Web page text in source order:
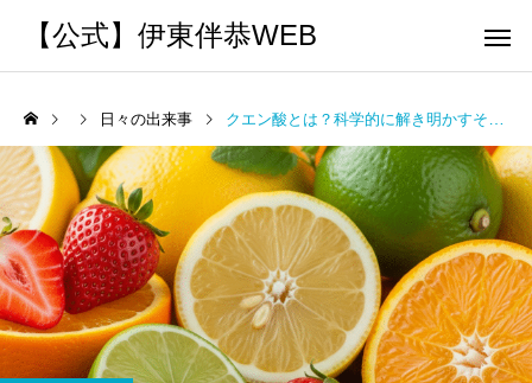
【公式】伊東伴恭WEB
トレーナーとして 個別トレー
パーソナルトレーニ
ング
キックボクシングで本当に
パーソナルトレーニ
ング
パーソナルトレーナー
日々の出来事 クエン酸とは？科学的に解き明かすその役割と効果 クエン酸の化学的性質から、健康効果、日常生活での活用法までを科学的に解説します。根拠に基づいた情報を提供します。